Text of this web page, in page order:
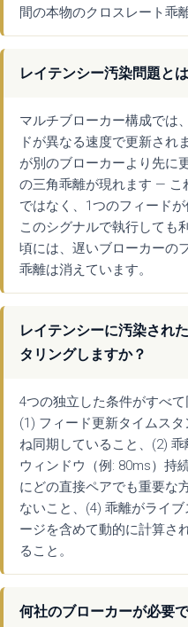
間の本物のクロスレート乖
レイテンシー汚染問題と
マルチブローカー構成では
ドが異なる速度で更新され
が別のブローカーより先に
の三角乖離が現れます — こ
ではなく、1つのフィード
このシグナルで執行しても
頃には、遅いブローカーの
乖離は消えています。
レイテンシーに汚染され
タリングしますか？
4つの独立した条件がすべ
(1) フィード更新タイムス
ね同期していること、(2)
ウィンドウ（例: 80ms）持
にどの直接ペアでも重要な
ないこと、(4) 乖離がライ
ージを含めて動的に計算さ
ること。
何社のブローカーが必要